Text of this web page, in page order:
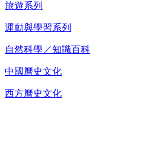
旅遊系列
運動與學習系列
自然科學／知識百科
中國曆史文化
西方曆史文化